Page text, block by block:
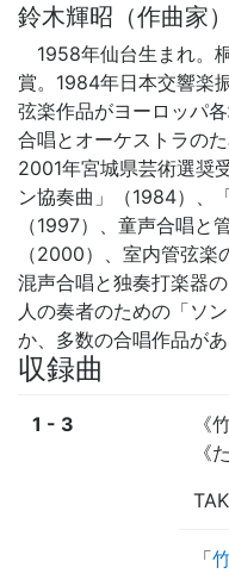
鈴木輝昭（作曲家
1958年仙台生まれ。
賞。1984年日本交響楽
弦楽作品がヨーロッパ
合唱とオーケストラの
2001年宮城県芸術選奨
ン協奏曲」（1984）、
（1997）、童声合唱
（2000）、室内管弦
混声合唱と独奏打楽器
人の奏者のための「ソ
か、多数の合唱作品があ
収録曲
1 - 3
《
《
「